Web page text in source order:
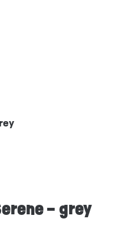
– grey